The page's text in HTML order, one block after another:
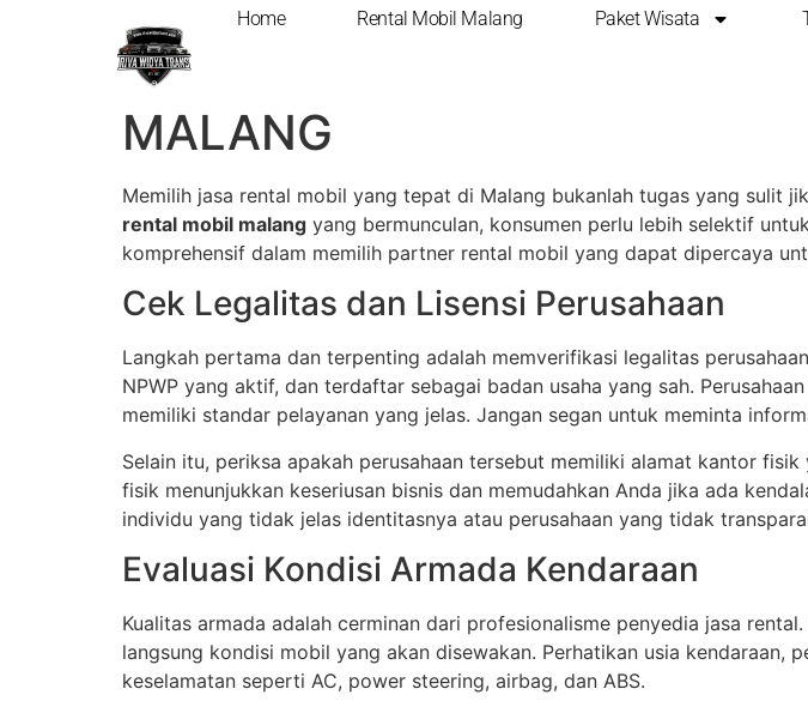
Home Rental Mobil Malang Paket Wisata
TIPS MEMILIH JASA RENTAL
MALANG
Memilih jasa rental mobil yang tepat di Malang bukanlah tugas yang sulit
rental mobil malang yang bermunculan, konsumen perlu lebih selektif
komprehensif dalam memilih partner rental mobil yang dapat dipercaya
Cek Legalitas dan Lisensi Perusahaan
Langkah pertama dan terpenting adalah memverifikasi legalitas
NPWP yang aktif, dan terdaftar sebagai badan usaha yang sah.
memiliki standar pelayanan yang jelas. Jangan segan untuk meminta
Selain itu, periksa apakah perusahaan tersebut memiliki alamat kantor
fisik menunjukkan keseriusan bisnis dan memudahkan Anda jika ada
individu yang tidak jelas identitasnya atau perusahaan yang tidak
Evaluasi Kondisi Armada Kendaraan
Kualitas armada adalah cerminan dari profesionalisme penyedia jasa
langsung kondisi mobil yang akan disewakan. Perhatikan usia
keselamatan seperti AC, power steering, airbag, dan ABS.